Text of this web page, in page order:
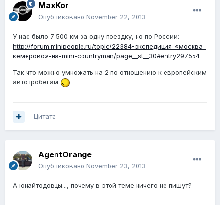
MaxKor
Опубликовано November 22, 2013
У нас было 7 500 км за одну поездку, но по России:
http://forum.minipeople.ru/topic/22384-экспедиция-«москва-
кемерово»-на-mini-countryman/page__st__30#entry297554
Так что можно умножать на 2 по отношению к европейским
автопробегам
Цитата
AgentOrange
Опубликовано November 23, 2013
А юнайтодовцы..., почему в этой теме ничего не пишут?